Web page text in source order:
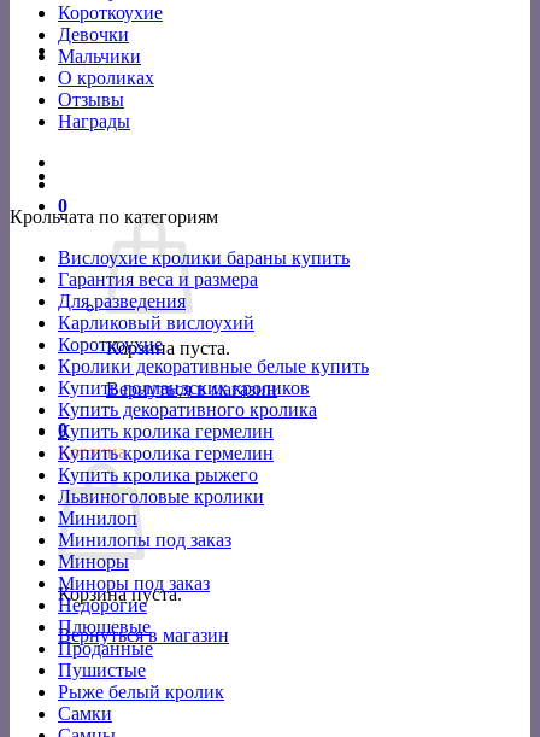
Короткоухие
Девочки
Мальчики
О кроликах
Отзывы
Награды
0
Корзина пуста.
Вернуться в магазин
0
Корзина
Корзина пуста.
Вернуться в магазин
Крольчата по категориям
Вислоухие кролики бараны купить
Гарантия веса и размера
Для разведения
Карликовый вислоухий
Короткоухие
Кролики декоративные белые купить
Купить голландских кроликов
Купить декоративного кролика
Купить кролика гермелин
Купить кролика гермелин
Купить кролика рыжего
Львиноголовые кролики
Минилоп
Минилопы под заказ
Миноры
Миноры под заказ
Недорогие
Плюшевые
Проданные
Пушистые
Рыже белый кролик
Самки